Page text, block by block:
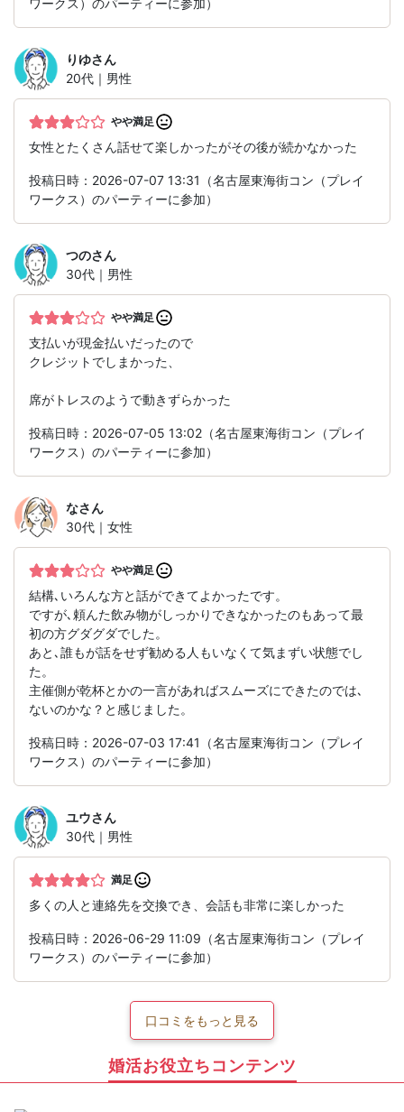
ワークス）のパーティーに参加）
りゆさん
20代｜男性
やや満足
女性とたくさん話せて楽しかったがその後が続かなかった
投稿日時：2026-07-07 13:31（名古屋東海街コン（プレイ
ワークス）のパーティーに参加）
つのさん
30代｜男性
やや満足
支払いが現金払いだったので
クレジットでしまかった、
席がトレスのようで動きずらかった
投稿日時：2026-07-05 13:02（名古屋東海街コン（プレイ
ワークス）のパーティーに参加）
なさん
30代｜女性
やや満足
結構､いろんな方と話ができてよかったです。
ですが､頼んた飲み物がしっかりできなかったのもあって最
初の方グダグダでした。
あと､誰もが話をせず勧める人もいなくて気まずい状態でし
た。
主催側が乾杯とかの一言があればスムーズにできたのでは､
ないのかな？と感じました。
投稿日時：2026-07-03 17:41（名古屋東海街コン（プレイ
ワークス）のパーティーに参加）
ユウさん
30代｜男性
満足
多くの人と連絡先を交換でき、会話も非常に楽しかった
投稿日時：2026-06-29 11:09（名古屋東海街コン（プレイ
ワークス）のパーティーに参加）
口コミをもっと見る
婚活お役立ちコンテンツ